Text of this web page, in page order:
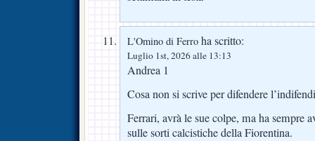
L'Omino di Ferro ha scritto:
Luglio 1st, 2026 alle 13:13
Andrea 1
Cosa non si scrive per difendere
Ferrari, avrà le sue colpe, ma ha sempre
sulle sorti calcistiche della Fiorentina.